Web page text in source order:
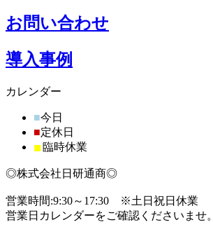
お問い合わせ
導入事例
カレンダー
■今日
■定休日
■臨時休業
◎株式会社日研通商◎
営業時間:9:30～17:30 ※土日祝日休業
営業日カレンダーをご確認くださいませ。